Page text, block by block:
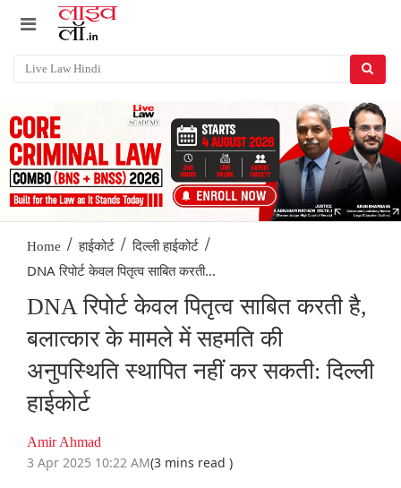
Home / हाईकोर्ट / दिल्ली हाईकोर्ट /
DNA रिपोर्ट केवल पितृत्व साबित करती...
DNA रिपोर्ट केवल पितृत्व साबित करती है,
बलात्कार के मामले में सहमति की
अनुपस्थिति स्थापित नहीं कर सकती: दिल्ली
हाईकोर्ट
Amir Ahmad
3 Apr 2025 10:22 AM(3 mins read )